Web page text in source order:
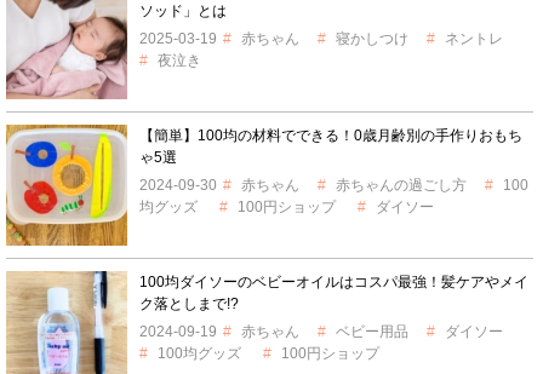
ソッド」とは
2025-03-19
赤ちゃん 寝かしつけ
ネントレ
夜泣き
【簡単】100均の材料でできる！0歳月齢別の手作りおもち
ゃ5選
2024-09-30
赤ちゃん 赤ちゃんの過ごし方
100
均グッズ
100円ショップ ダイソー
100均ダイソーのベビーオイルはコスパ最強！髪ケアやメイ
ク落としまで!?
2024-09-19
赤ちゃん ベビー用品
ダイソー
100均グッズ
100円ショップ